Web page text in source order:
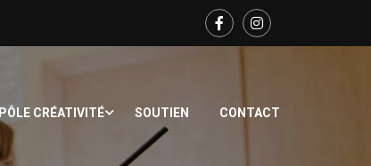
PÔLE CRÉATIVITÉ SOUTIEN CONTACT